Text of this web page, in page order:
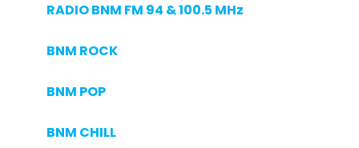
RADIO BNM FM 94 & 100.5 MHz
BNM ROCK
BNM POP
BNM CHILL